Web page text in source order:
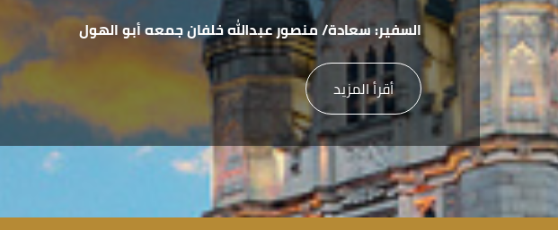
السفير:سعادة/ منصور عبدالله خلفان جمعه أبو الهول
أقرأ المزيد